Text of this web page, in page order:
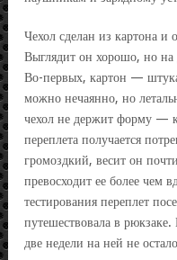
Чехол сделан из картона и
Выглядит он хорошо, но на
Во-первых, картон —
можно нечаянно, но
чехол не держит форму —
переплета получается
громоздкий, весит он
превосходит ее более чем
тестирования переплет
путешествовала в
две недели на ней не